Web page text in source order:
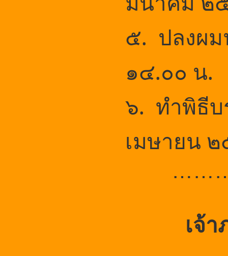
๕. ปลงผม
๑๔.๐๐ น.
๖. ทำพิธีบ
เมษายน
เจ้